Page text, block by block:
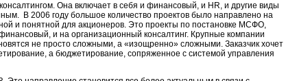
Она включает в себя и финансовый, и HR, и другие виды
В 2006 году большое количество проектов было направлено на
и понятной для акционеров. Это проекты по постановке МСФО,
и на организационный консалтинг. Крупные компании
не просто сложными, а «изощренно» сложными. Заказчик хочет
а бюджетирование, сопряженное с системой управления